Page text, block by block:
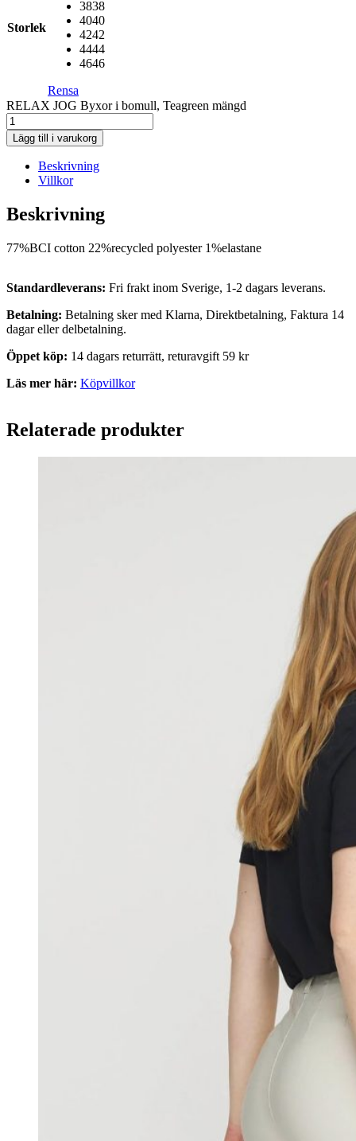
Storlek
3838
4040
4242
4444
4646
Rensa
RELAX JOG Byxor i bomull, Teagreen mängd
Lägg till i varukorg
Beskrivning
Villkor
Beskrivning
77%BCI cotton 22%recycled polyester 1%elastane
Standardleverans: Fri frakt inom Sverige, 1-2 dagars leverans.
Betalning: Betalning sker med Klarna, Direktbetalning, Faktura 14
dagar eller delbetalning.
Öppet köp: 14 dagars returrätt, returavgift 59 kr
Läs mer här: Köpvillkor
Relaterade produkter